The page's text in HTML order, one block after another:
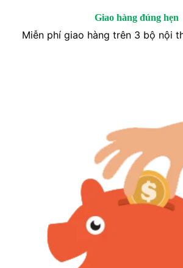
Giao hàng đúng hẹn
Miễn phí giao hàng trên 3 bộ nội